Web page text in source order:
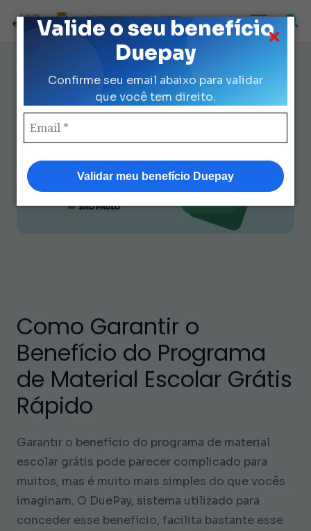
Valide o seu benefício
Duepay
Confirme seu email abaixo para validar
que você tem direito.
Validar meu benefício Duepay
Loja Credenciada para auxilio Uniforme
e Kit Escolar da Prefeitura de São Paulo
Como garantir o benefício do
programa de material escolar
grátis rápido
Como Garantir o
Benefício do Programa
de Material Escolar Grátis
Rápido
Garantir o benefício do programa de material
escolar grátis pode parecer complicado para
muitos, mas é muito mais simples do que vocês
imaginam. O DuePay, sistema utilizado para
conceder esse benefício, facilita bastante esse